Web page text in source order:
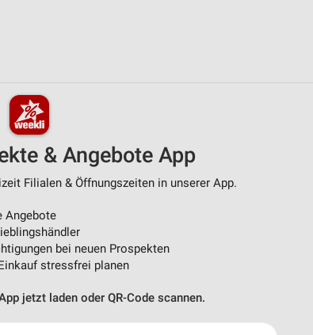
& Angebote App
Filialen & Öffnungszeiten in unserer App.
Angebote
bei neuen Prospekten
stressfrei planen
jetzt laden oder QR-Code scannen.